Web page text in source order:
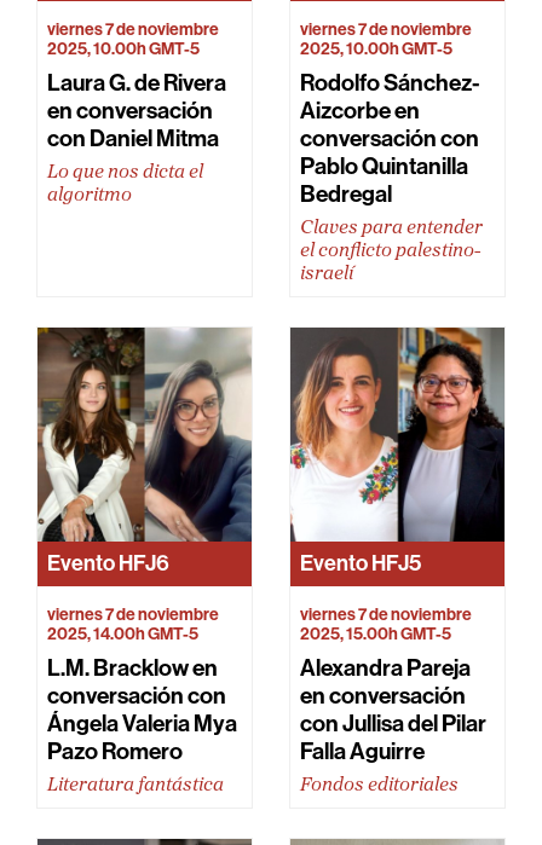
viernes 7 de noviembre
2025, 10.00h GMT-5
Laura G. de Rivera
en conversación
con Daniel Mitma
Lo que nos dicta el
algoritmo
viernes 7 de noviembre
2025, 10.00h GMT-5
Rodolfo Sánchez-
Aizcorbe en
conversación con
Pablo Quintanilla
Bedregal
Claves para entender
el conflicto palestino-
israelí
EventoHFJ6
viernes 7 de noviembre
2025, 14.00h GMT-5
L.M. Bracklow en
conversación con
Ángela Valeria Mya
Pazo Romero
Literatura fantástica
EventoHFJ5
viernes 7 de noviembre
2025, 15.00h GMT-5
Alexandra Pareja
en conversación
con Jullisa del Pilar
Falla Aguirre
Fondos editoriales